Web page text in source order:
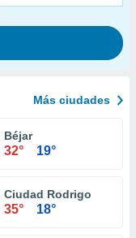
Más ciudades
Béjar
32° 19°
Ciudad Rodrigo
35° 18°